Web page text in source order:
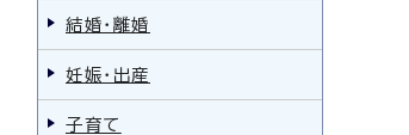
結婚・離婚
妊娠・出産
子育て